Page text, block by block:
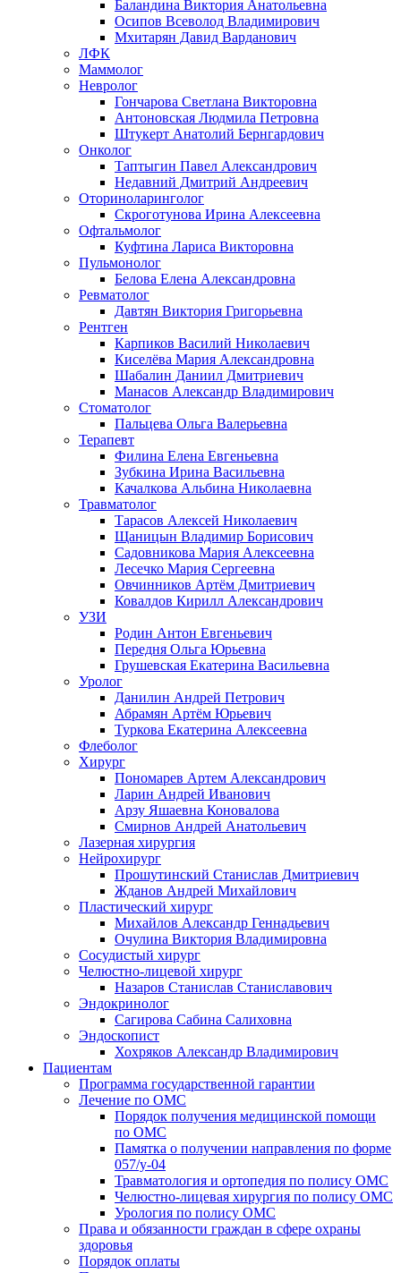
Баландина Виктория Анатольевна
Осипов Всеволод Владимирович
Мхитарян Давид Варданович
ЛФК
Маммолог
Невролог
Гончарова Светлана Викторовна
Антоновская Людмила Петровна
Штукерт Анатолий Бернгардович
Онколог
Таптыгин Павел Александрович
Недавний Дмитрий Андреевич
Оториноларинголог
Скроготунова Ирина Алексеевна
Офтальмолог
Куфтина Лариса Викторовна
Пульмонолог
Белова Елена Александровна
Ревматолог
Давтян Виктория Григорьевна
Рентген
Карпиков Василий Николаевич
Киселёва Мария Александровна
Шабалин Даниил Дмитриевич
Манасов Александр Владимирович
Стоматолог
Пальцева Ольга Валерьевна
Терапевт
Филина Елена Евгеньевна
Зубкина Ирина Васильевна
Качалкова Альбина Николаевна
Травматолог
Тарасов Алексей Николаевич
Щаницын Владимир Борисович
Садовникова Мария Алексеевна
Лесечко Мария Сергеевна
Овчинников Артём Дмитриевич
Ковалдов Кирилл Александрович
УЗИ
Родин Антон Евгеньевич
Передня Ольга Юрьевна
Грушевская Екатерина Васильевна
Уролог
Данилин Андрей Петрович
Абрамян Артём Юрьевич
Туркова Екатерина Алексеевна
Флеболог
Хирург
Пономарев Артем Александрович
Ларин Андрей Иванович
Арзу Яшаевна Коновалова
Смирнов Андрей Анатольевич
Лазерная хирургия
Нейрохирург
Прошутинский Станислав Дмитриевич
Жданов Андрей Михайлович
Пластический хирург
Михайлов Александр Геннадьевич
Очулина Виктория Владимировна
Сосудистый хирург
Челюстно-лицевой хирург
Назаров Станислав Станиславович
Эндокринолог
Сагирова Сабина Салиховна
Эндоскопист
Хохряков Александр Владимирович
Пациентам
Программа государственной гарантии
Лечение по ОМС
Порядок получения медицинской помощи
по ОМС
Памятка о получении направления по форме
057/у-04
Травматология и ортопедия по полису ОМС
Челюстно-лицевая хирургия по полису ОМС
Урология по полису ОМС
Права и обязанности граждан в сфере охраны
здоровья
Порядок оплаты